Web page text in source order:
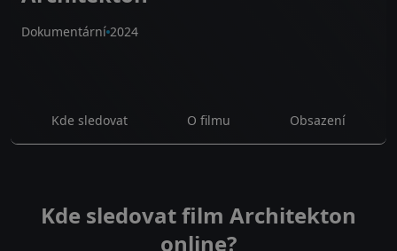
Dokumentární 2024
Kde sledovat O filmu Obsazení
Kde sledovat film Architekton
online?